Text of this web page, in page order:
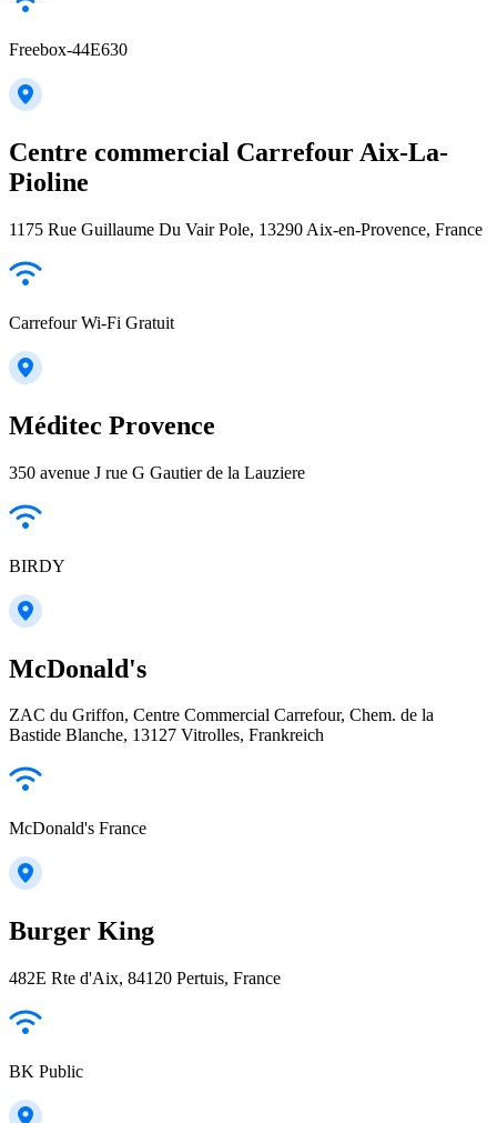
Freebox-44E630
Centre commercial Carrefour Aix-La-
Pioline
1175 Rue Guillaume Du Vair Pole, 13290 Aix-en-Provence, France
Carrefour Wi-Fi Gratuit
Méditec Provence
350 avenue J rue G Gautier de la Lauziere
BIRDY
McDonald's
ZAC du Griffon, Centre Commercial Carrefour, Chem. de la
Bastide Blanche, 13127 Vitrolles, Frankreich
McDonald's France
Burger King
482E Rte d'Aix, 84120 Pertuis, France
BK Public